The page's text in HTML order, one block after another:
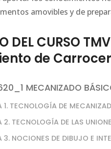
amovibles y de
DEL CURSO
de
MECANIZADO
TECNOLOGÍA DE
TECNOLOGÍA DE LAS
NOCIONES DE DIBUJO E